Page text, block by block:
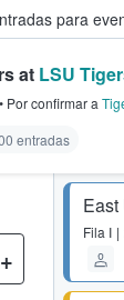
para
y
at LSU
• Por confirmara
entradas
Fila I